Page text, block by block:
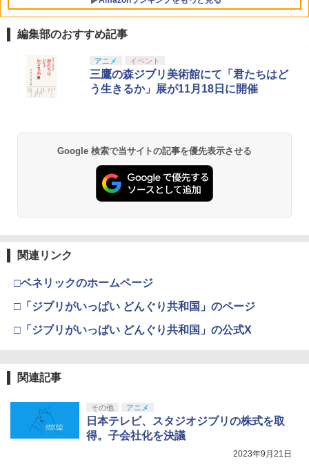
編集部のおすすめ記事
アニメ イベント
三鷹の森ジブリ美術館にて「君たちはど
う生きるか」展が11月18日に開催
Google 検索で当サイトの記事を優先表示させる
関連リンク
□ベネリックのホームページ
□「ジブリがいっぱい どんぐり共和国」のページ
□「ジブリがいっぱい どんぐり共和国」の公式X
関連記事
その他 アニメ
日本テレビ、スタジオジブリの株式を取
得。子会社化を決議
2023年9月21日